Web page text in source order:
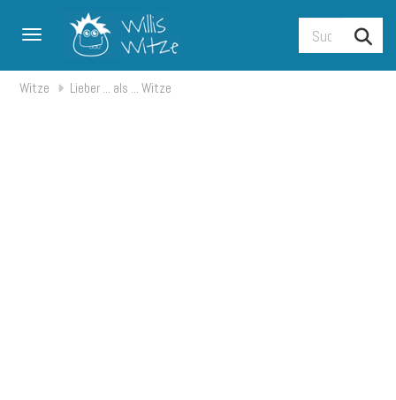
Toggle navigation
Witze Lieber ... als ... Witze